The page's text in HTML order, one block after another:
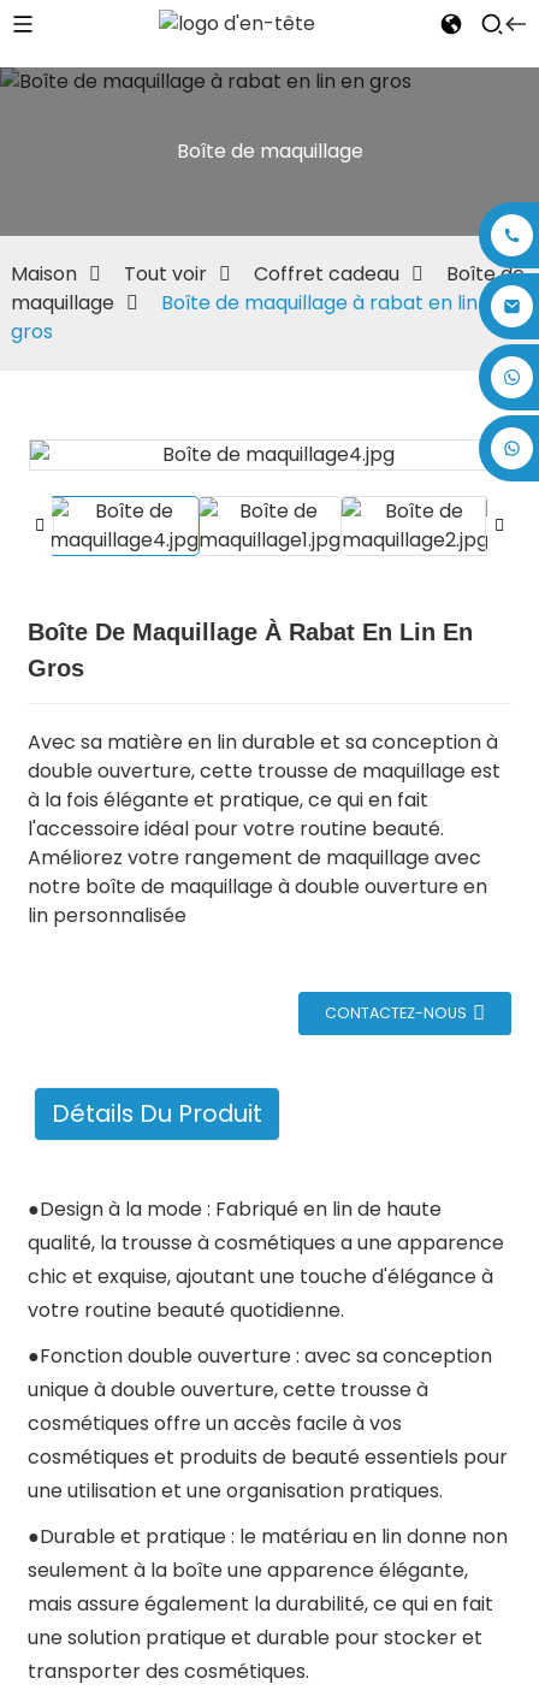
Boîte de maquillage
Maison Tout voir Coffret cadeau
Boîte de
maquillage
Boîte de maquillage à rabat en lin en
gros
Boîte De Maquillage À Rabat En Lin En
Gros
Avec sa matière en lin durable et sa conception à
double ouverture, cette trousse de maquillage est
à la fois élégante et pratique, ce qui en fait
l'accessoire idéal pour votre routine beauté.
Améliorez votre rangement de maquillage avec
notre boîte de maquillage à double ouverture en
lin personnalisée
CONTACTEZ-NOUS
Détails Du Produit
●Design à la mode : Fabriqué en lin de haute
qualité, la trousse à cosmétiques a une apparence
chic et exquise, ajoutant une touche d'élégance à
votre routine beauté quotidienne.
●Fonction double ouverture : avec sa conception
unique à double ouverture, cette trousse à
cosmétiques offre un accès facile à vos
cosmétiques et produits de beauté essentiels pour
une utilisation et une organisation pratiques.
●Durable et pratique : le matériau en lin donne non
seulement à la boîte une apparence élégante,
mais assure également la durabilité, ce qui en fait
une solution pratique et durable pour stocker et
transporter des cosmétiques.